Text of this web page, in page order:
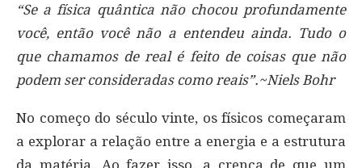
“Se a física quântica não chocou profundamente
você, então você não a entendeu ainda. Tudo o
que chamamos de real é feito de coisas que não
podem ser consideradas como reais”.~Niels Bohr
No começo do século vinte, os físicos começaram
a explorar a relação entre a energia e a estrutura
da matéria. Ao fazer isso, a crença de que um